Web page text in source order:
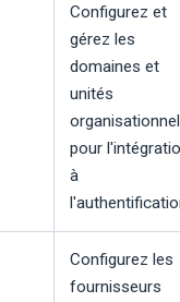
Configurez et
gérez les
domaines et
unités
pour
à
Configurez les
fournisseurs